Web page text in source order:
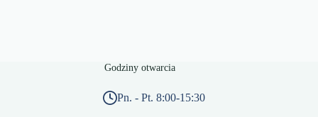
Godziny otwarcia
Pn. - Pt. 8:00-15:30